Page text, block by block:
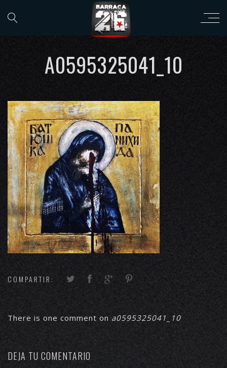
A0595325041_10
COMPARTIR:
There is one comment on a0595325041_10
DEJA TU COMENTARIO